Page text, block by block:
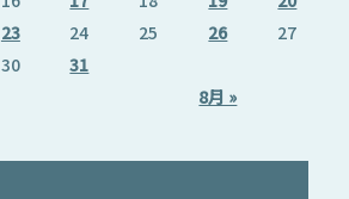
8月 »
23 24 25 26
27
30 31